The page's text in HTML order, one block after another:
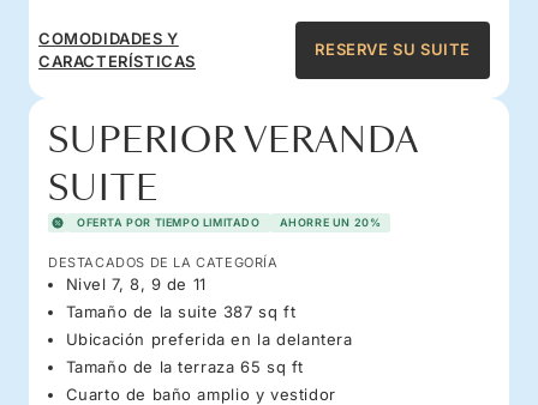
COMODIDADES Y
CARACTERÍSTICAS
RESERVE SU SUITE
SUPERIOR VERANDA
SUITE
OFERTA POR TIEMPO LIMITADO AHORRE UN 20%
DESTACADOS DE LA CATEGORÍA
Nivel 7, 8, 9 de 11
Tamaño de la suite 387 sq ft
Ubicación preferida en la delantera
Tamaño de la terraza 65 sq ft
Cuarto de baño amplio y vestidor